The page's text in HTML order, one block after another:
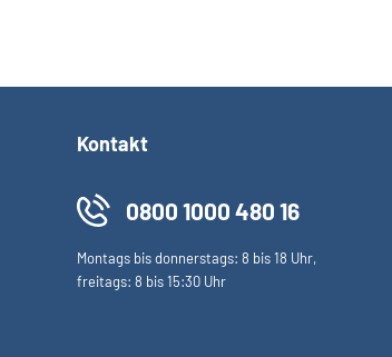
Kontakt
0800 1000 480 16
Montags bis donnerstags: 8 bis 18 Uhr,
freitags: 8 bis 15:30 Uhr